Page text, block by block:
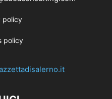
policy
policy